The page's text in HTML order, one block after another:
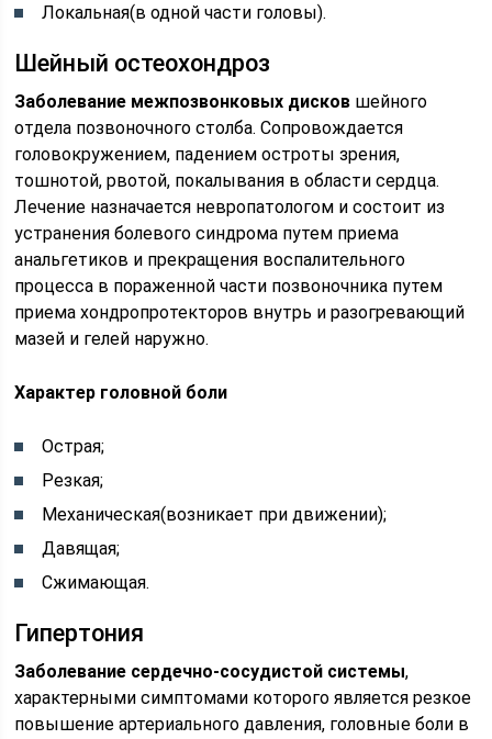
Локальная(в одной части головы).
Шейный остеохондроз
Заболевание межпозвонковых дисков шейного
отдела позвоночного столба. Сопровождается
головокружением, падением остроты зрения,
тошнотой, рвотой, покалывания в области сердца.
Лечение назначается невропатологом и состоит из
устранения болевого синдрома путем приема
анальгетиков и прекращения воспалительного
процесса в пораженной части позвоночника путем
приема хондропротекторов внутрь и разогревающий
мазей и гелей наружно.
Характер головной боли
Острая;
Резкая;
Механическая(возникает при движении);
Давящая;
Сжимающая.
Гипертония
Заболевание сердечно-сосудистой системы,
характерными симптомами которого является резкое
повышение артериального давления, головные боли в